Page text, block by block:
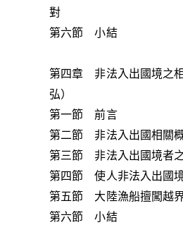
對
第六節 小結
第四章 非法入出國境之
弘）
第一節 前言
第二節 非法入出國相關
第三節 非法入出國境者
第四節 使人非法入出國
第五節 大陸漁船擅闖越
第六節 小結